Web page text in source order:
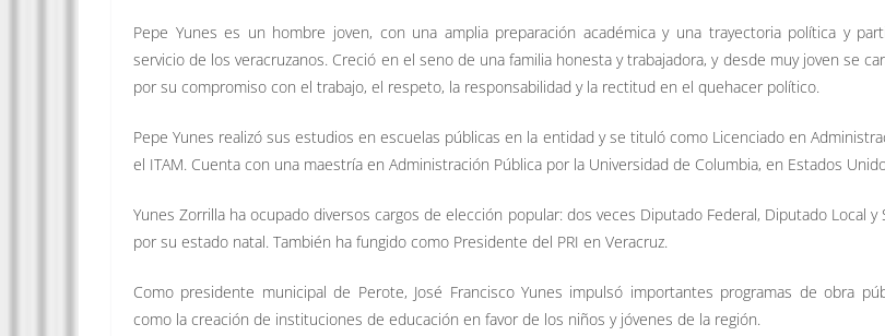
Pepe Yunes es un hombre joven, con una amplia preparación académica y una trayectoria política y
servicio de los veracruzanos. Creció en el seno de una familia honesta y trabajadora, y desde muy joven se
por su compromiso con el trabajo, el respeto, la responsabilidad y la rectitud en el quehacer político.
Pepe Yunes realizó sus estudios en escuelas públicas en la entidad y se tituló como Licenciado en
el ITAM. Cuenta con una maestría en Administración Pública por la Universidad de Columbia, en Estados
Yunes Zorrilla ha ocupado diversos cargos de elección popular: dos veces Diputado Federal, Diputado Local y
por su estado natal. También ha fungido como Presidente del PRI en Veracruz.
Como presidente municipal de Perote, José Francisco Yunes impulsó importantes programas de obra
como la creación de instituciones de educación en favor de los niños y jóvenes de la región.